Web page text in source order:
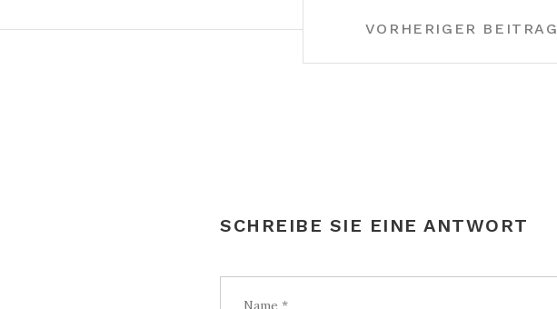
NAVIGATION
VORHERIGER BEITRAG
SCHREIBE SIE EINE ANTWORT